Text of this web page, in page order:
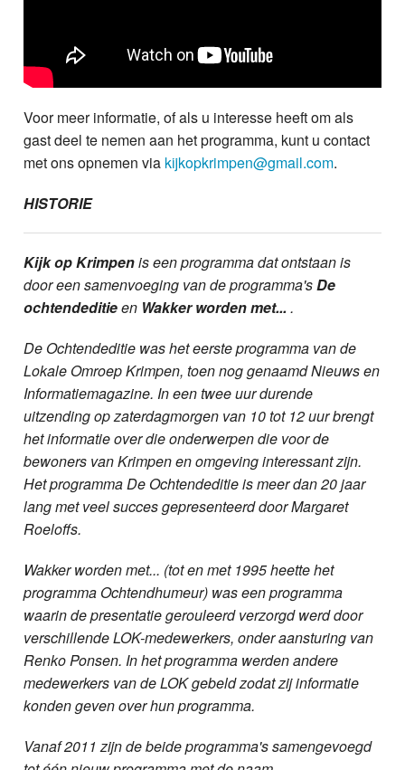
Voor meer informatie, of als u interesse heeft om als
gast deel te nemen aan het programma, kunt u contact
met ons opnemen via kijkopkrimpen@gmail.com.
HISTORIE
Kijk op Krimpenis een programma dat ontstaan is
door een samenvoeging van de programma'sDe
ochtendeditieen Wakker worden met... .
De Ochtendeditie was het eerste programma van de
Lokale Omroep Krimpen, toen nog genaamd Nieuws en
Informatiemagazine. In een twee uur durende
uitzending op zaterdagmorgen van 10 tot 12 uur brengt
het informatie over die onderwerpen die voor de
bewoners van Krimpen en omgeving interessant zijn.
Het programma De Ochtendeditie is meer dan 20 jaar
lang met veel succes gepresenteerd door Margaret
Roeloffs.
Wakker worden met... (tot en met 1995 heette het
programma Ochtendhumeur) was een programma
waarin de presentatie gerouleerd verzorgd werd door
verschillende LOK-medewerkers, onder aansturing van
Renko Ponsen. In het programma werden andere
medewerkers van de LOK gebeld zodat zij informatie
konden geven over hun programma.
Vanaf 2011 zijn de beide programma's samengevoegd